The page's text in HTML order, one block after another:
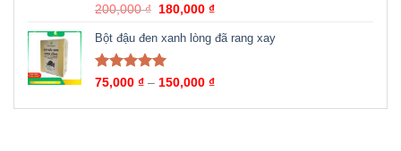
Được xếp
sao
200,000₫ 180,000₫
Bột đậu đen xanh lòng đã rang xay
Được xếp
sao
75,000 ₫ – 150,000 ₫